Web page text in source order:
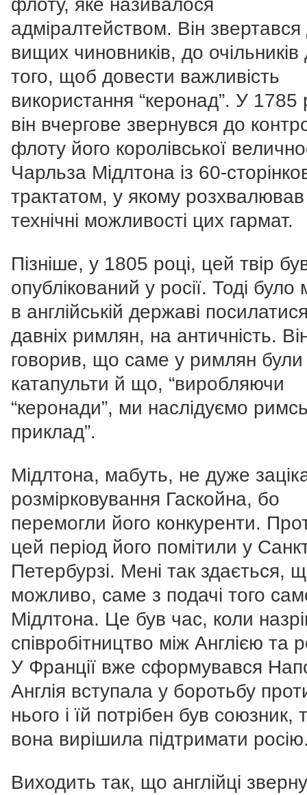
флоту, яке називалося
адміралтейством. Він звертався
вищих чиновників, до очільників
того, щоб довести важливість
використання “керонад”. У 1785
він вчергове звернувся до
флоту його королівської
Чарльза Мідлтона із 60-
трактатом, у якому розхвалював
технічні можливості цих гармат.
Пізніше, у 1805 році, цей твір
опублікований у росії. Тоді було
в англійській державі
давніх римлян, на античність.
говорив, що саме у римлян були
катапульти й що, “виробляючи
“керонади”, ми наслідуємо
приклад”.
Мідлтона, мабуть, не дуже
розмірковування Гаскойна, бо
перемогли його конкуренти.
цей період його помітили у
Петербурзі. Мені так здається,
можливо, саме з подачі того
Мідлтона. Це був час, коли
співробітництво між Англією та
У Франції вже сформувався
Англія вступала у боротьбу
нього і їй потрібен був союзник,
вона вирішила підтримати
Виходить так, що англійці